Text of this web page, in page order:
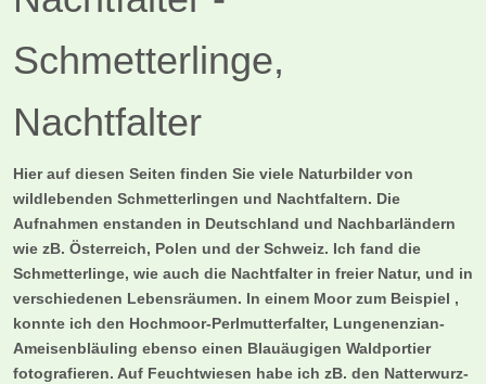
Schmetterlinge,
Nachtfalter
Hier auf diesen Seiten finden Sie viele Naturbilder von
wildlebenden Schmetterlingen und Nachtfaltern. Die
Aufnahmen enstanden in Deutschland und Nachbarländern
wie zB. Österreich, Polen und der Schweiz. Ich fand die
Schmetterlinge, wie auch die Nachtfalter in freier Natur, und in
verschiedenen Lebensräumen. In einem Moor zum Beispiel ,
konnte ich den Hochmoor-Perlmutterfalter, Lungenenzian-
Ameisenbläuling ebenso einen Blauäugigen Waldportier
fotografieren. Auf Feuchtwiesen habe ich zB. den Natterwurz-